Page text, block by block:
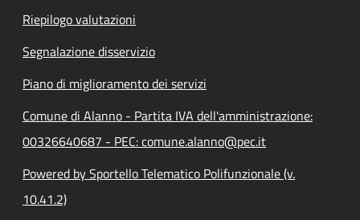
Riepilogo valutazioni
Segnalazione disservizio
Piano di miglioramento dei servizi
Comune di Alanno - Partita IVA dell'amministrazione:
00326640687 - PEC: comune.alanno@pec.it
Powered by Sportello Telematico Polifunzionale (v.
10.41.2)